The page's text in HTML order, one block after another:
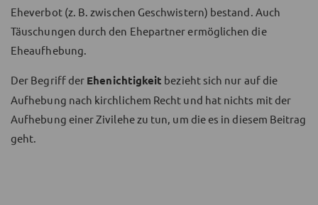
Eheverbot (z. B. zwischen Geschwistern) bestand. Auch
Täuschungen durch den Ehepartner ermöglichen die
Eheaufhebung.
Der Begriff der Ehenichtigkeit bezieht sich nur auf die
Aufhebung nach kirchlichem Recht und hat nichts mit der
Aufhebung einer Zivilehe zu tun, um die es in diesem Beitrag
geht.